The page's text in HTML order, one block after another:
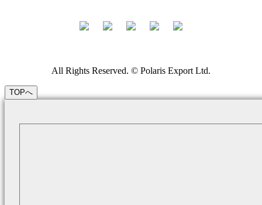
All Rights Reserved. © Polaris Export Ltd.
TOPへ